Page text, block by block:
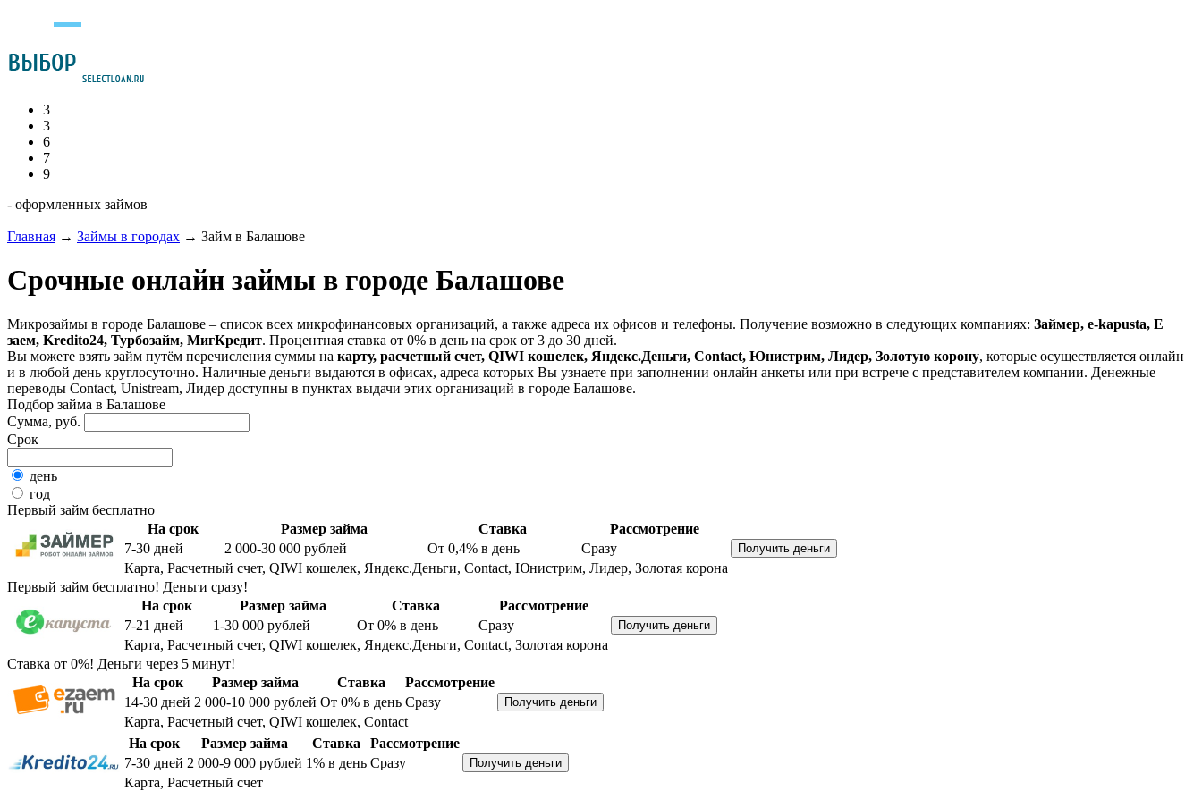
3
3
6
7
9
- оформленных займов
Главная → Займы в городах → Займ в Балашове
Срочные онлайн займы в городе Балашове
Микрозаймы в городе Балашове – список всех микрофинансовых организаций, а также адреса их офисов и телефоны. Получение возможно в следующих компаниях: Займер, e-kapusta, Е
заем, Kredito24, Турбозайм, МигКредит. Процентная ставка от 0% в день на срок от 3 до 30 дней.
Вы можете взять займ путём перечисления суммы на карту, расчетный счет, QIWI кошелек, Яндекс.Деньги, Contact, Юнистрим, Лидер, Золотую корону, которые осуществляется онлайн
и в любой день круглосуточно. Наличные деньги выдаются в офисах, адреса которых Вы узнаете при заполнении онлайн анкеты или при встрече с представителем компании. Денежные
переводы Contact, Unistream, Лидер доступны в пунктах выдачи этих организаций в городе Балашове.
Подбор займа в Балашове
Сумма, руб.
Срок
день
год
Первый займ бесплатно
На срок
Размер займа Ставка
Рассмотрение
7-30 дней 2 000-30 000 рублей От 0,4% в день
Сразу
Карта, Расчетный счет, QIWI кошелек, Яндекс.Деньги, Contact, Юнистрим, Лидер, Золотая корона
Первый займ бесплатно! Деньги сразу!
На срок
Размер займа Ставка
Рассмотрение
7-21 дней 1-30 000 рублей От 0% в день
Сразу
Карта, Расчетный счет, QIWI кошелек, Яндекс.Деньги, Contact, Золотая корона
Ставка от 0%! Деньги через 5 минут!
На срок
Размер займа Ставка
Рассмотрение
14-30 дней 2 000-10 000 рублей От 0% в день Сразу
Карта, Расчетный счет, QIWI кошелек, Contact
На срок
Размер займа Ставка
Рассмотрение
7-30 дней 2 000-9 000 рублей 1% в день Сразу
Карта, Расчетный счет